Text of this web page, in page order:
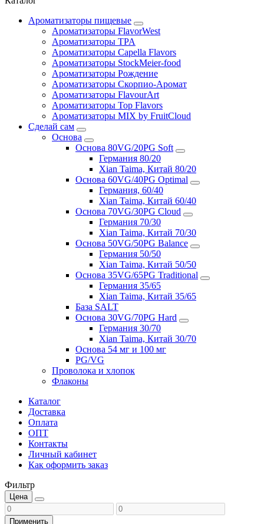
Ароматизаторы пищевые
Ароматизаторы FlavorWest
Ароматизаторы TPA
Ароматизаторы Capella Flavors
Ароматизаторы StockMeier-food
Ароматизаторы Рождение
Ароматизаторы Скорпио-Аромат
Ароматизаторы FlavourArt
Ароматизаторы Top Flavors
Ароматизаторы MIX by FruitCloud
Сделай сам
Основа
Основа 80VG/20PG Soft
Германия 80/20
Xian Taima, Китай 80/20
Основа 60VG/40PG Optimal
Германия, 60/40
Xian Taima, Китай 60/40
Основа 70VG/30PG Cloud
Германия 70/30
Xian Taima, Китай 70/30
Основа 50VG/50PG Balance
Германия 50/50
Xian Taima, Китай 50/50
Основа 35VG/65PG Traditional
Германия 35/65
Xian Taima, Китай 35/65
База SALT
Основа 30VG/70PG Hard
Германия 30/70
Xian Taima, Китай 30/70
Основа 54 мг и 100 мг
PG/VG
Проволока и хлопок
Флаконы
Каталог
Доставка
Оплата
ОПТ
Контакты
Личный кабинет
Как оформить заказ
Фильтр
Цена
Применить